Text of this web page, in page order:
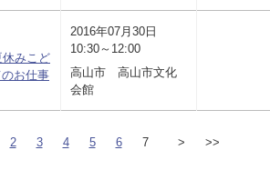
みこど
お仕事
2016年07月30日
10:30～12:00
高山市 高山市文化
会館
2 3 4 5 6 7 > >>